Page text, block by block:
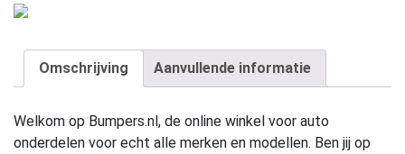
Omschrijving Aanvullende informatie
Welkom op Bumpers.nl, de online winkel voor auto
onderdelen voor echt alle merken en modellen. Ben jij op